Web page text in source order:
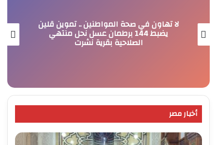
لا تهاون في صحة المواطنين .. تموين قلين
يضبط 144 برطمان عسل نحل منتهي
الصلاحية بقرية نشرت
أخبار مصر